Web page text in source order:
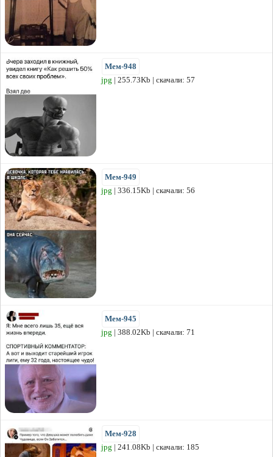
Мем-948
jpg | 255.73Kb | скачали: 57
Мем-949
jpg | 336.15Kb | скачали: 56
Мем-945
jpg | 388.02Kb | скачали: 71
Мем-928
jpg | 241.08Kb | скачали: 185